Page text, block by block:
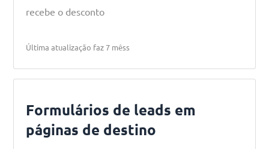
recebe o desconto
Última atualização faz 7 mêss
Formulários de leads em
páginas de destino